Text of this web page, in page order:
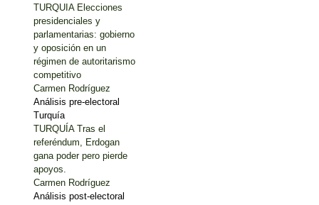
TURQUIA Elecciones
presidenciales y
parlamentarias: gobierno
y oposición en un
régimen de autoritarismo
competitivo
Carmen Rodríguez
Análisis pre-electoral
Turquía
TURQUÍA Tras el
referéndum, Erdogan
gana poder pero pierde
apoyos.
Carmen Rodríguez
Análisis post-electoral